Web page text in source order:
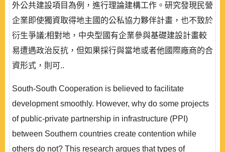
外公共建設項目為例，進行理論建構工作。研究發現民營
企業即使獨資取得地主國的公私協力夥伴計畫，也不致於
衍生爭議;相對地，中央型國有企業參與基礎建設計畫較
易遭遇政治反抗，但如果採行與當地或者他國際廠商的合
資形式，則可..
South-South Cooperation is believed to facilitate
development smoothly. However, why do some projects
of public-private partnership in infrastructure (PPI)
between Southern countries create contention while
others do not? This research argues that types of